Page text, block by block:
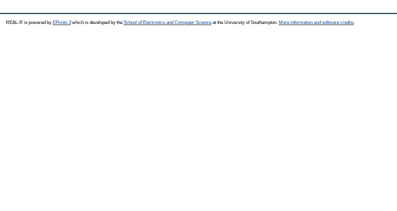
REAL-R is powered by EPrints 3which is developed by the School of Electronics and Computer Science at the University of Southampton. More information and software credits